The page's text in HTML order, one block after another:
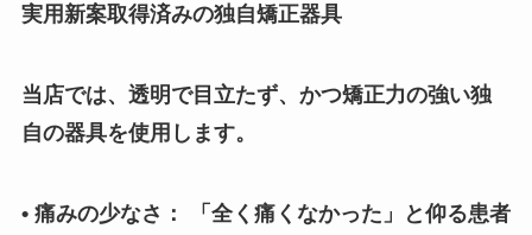
実用新案取得済みの独自矯正器具
当店では、透明で目立たず、かつ矯正力の強い独
自の器具を使用します。
• 痛みの少なさ： 「全く痛くなかった」と仰る患者